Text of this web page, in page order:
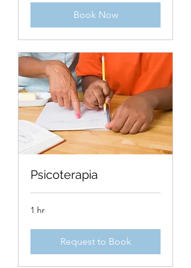
Book Now
Psicoterapia
1 hr
Request to Book